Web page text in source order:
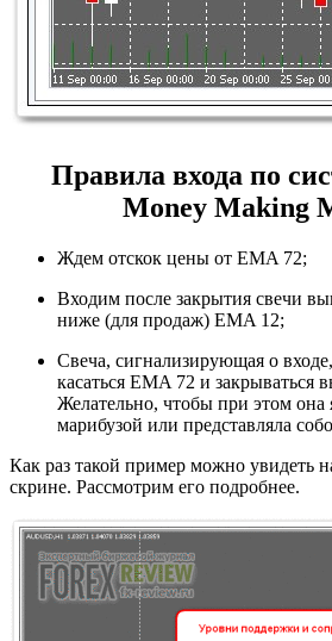
Правила входа по
Money Making
Ждем отскок цены от EMA 72;
Входим после закрытия свечи
ниже (для продаж) EMA 12;
Свеча, сигнализирующая о
касаться EMA 72 и
Желательно, чтобы при этом она
марибузой или представляла
Как раз такой пример можно увидеть
скрине. Рассмотрим его подробнее.